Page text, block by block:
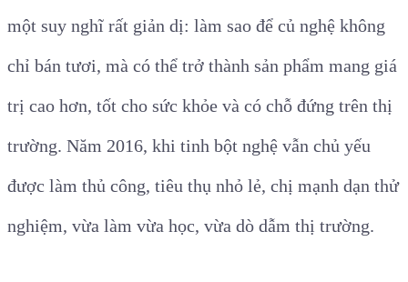
một suy nghĩ rất giản dị: làm sao để củ nghệ không
chỉ bán tươi, mà có thể trở thành sản phẩm mang giá
trị cao hơn, tốt cho sức khỏe và có chỗ đứng trên thị
trường. Năm 2016, khi tinh bột nghệ vẫn chủ yếu
được làm thủ công, tiêu thụ nhỏ lẻ, chị mạnh dạn thử
nghiệm, vừa làm vừa học, vừa dò dẫm thị trường.